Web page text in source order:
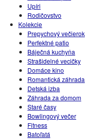
Upíri
Rodičovstvo
Kolekcie
Prepychový večierok
Perfektné patio
Báječná kuchyňa
Strašidelné vecičky
Domáce kino
Romantická záhrada
Detská izba
Záhrada za domom
Staré časy
Bowlingový večer
Fitness
Batoľatá